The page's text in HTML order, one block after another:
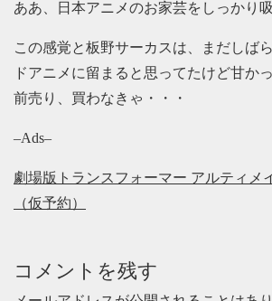
ああ、日本アニメのお家芸をしっかり
この感覚と板野サーカスは、まだしば
ドアニメに留まると思ってたけど甘か
前売り、買わなきゃ・・・
–Ads–
劇場版トランスフォーマー アルティメ
（仮予約）
コメントを残す